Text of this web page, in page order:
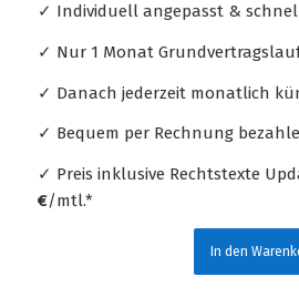
✓ Individuell angepasst &
✓ Nur 1 Monat
✓ Danach jederzeit monatlich
✓ Bequem per Rechnung
✓ Preis inklusive Rechtstexte
€/mtl.*
In den